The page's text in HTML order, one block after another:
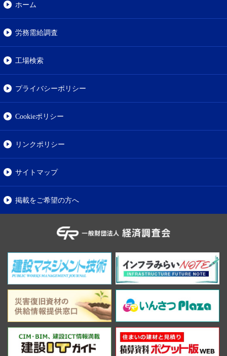
ホーム
労務需給調査
工場検索
プライバシーポリシー
Cookieポリシー
リンクポリシー
サイトマップ
掲載をご希望の方へ